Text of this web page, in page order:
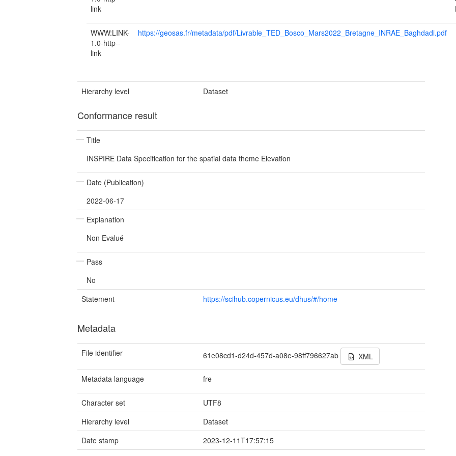
link
WWW:LINK-
1.0-http--
link
https://geosas.fr/metadata/pdf/Livrable_TED_Bosco_Mars2022_Bretagne_INRAE_Baghdadi.pdf
Hierarchy level Dataset
Conformance result
Title
INSPIRE Data Specification for the spatial data theme Elevation
Date (Publication)
2022-06-17
Explanation
Non Evalué
Pass
No
Statement
https://scihub.copernicus.eu/dhus/#/home
Metadata
File identifier 61e08cd1-d24d-457d-a08e-98ff796627ab XML
Metadata language fre
Character set
UTF8
Hierarchy level
Dataset
Date stamp
2023-12-11T17:57:15